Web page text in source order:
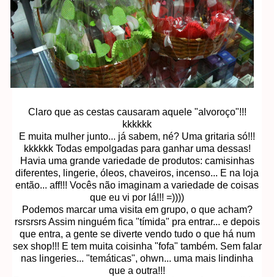
Claro que as cestas causaram aquele "alvoroço"!!!
kkkkkk
E muita mulher junto... já sabem, né? Uma gritaria só!!!
kkkkkk Todas empolgadas para ganhar uma dessas!
Havia uma grande variedade de produtos: camisinhas
diferentes, lingerie, óleos, chaveiros, incenso... E na loja
então... aff!!! Vocês não imaginam a variedade de coisas
que eu vi por lá!!! =))))
Podemos marcar uma visita em grupo, o que acham?
rsrsrsrs Assim ninguém fica "tímida" pra entrar... e depois
que entra, a gente se diverte vendo tudo o que há num
sex shop!!! E tem muita coisinha "fofa" também. Sem falar
nas lingeries... "temáticas", ohwn... uma mais lindinha
que a outra!!!